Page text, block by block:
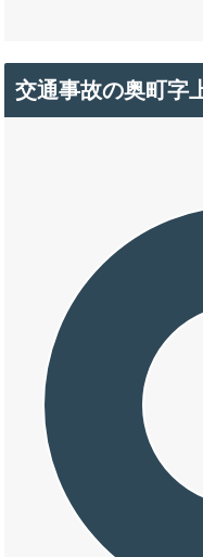
交通事故の奥町字